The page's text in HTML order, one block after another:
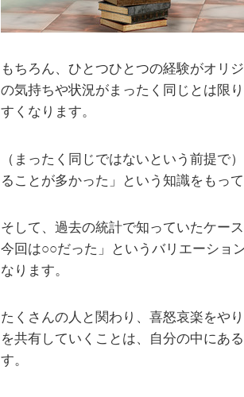
もちろん、ひとつひとつの経験がオリ
の気持ちや状況がまったく同じとは限
すくなります。
（まったく同じではないという前提で
ることが多かった」という知識をもっ
そして、過去の統計で知っていたケー
今回は○○だった」というバリエーショ
なります。
たくさんの人と関わり、喜怒哀楽をや
を共有していくことは、自分の中にあ
す。